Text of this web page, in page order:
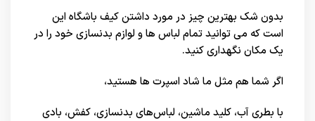
بدون شک بهترین چیز در مورد داشتن کیف باشگاه این
است که می توانید تمام لباس ها و لوازم بدنسازی خود را در
یک مکان نگهداری کنید.
اگر شما هم مثل ما شاد اسپرت ها هستید،
با بطری آب، کلید ماشین، لباس‌های بدنسازی، کفش، بادی